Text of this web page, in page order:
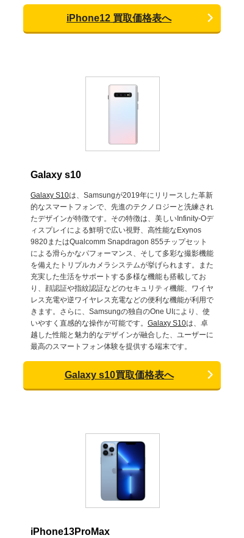
iPhone12 買取価格表へ
Galaxy s10
Galaxy S10は、Samsungが2019年にリリースした革新
的なスマートフォンで、先進のテクノロジーと洗練され
たデザインが特徴です。その特徴は、美しいInfinity-Oデ
ィスプレイによる鮮明で広い視野、高性能なExynos
9820またはQualcomm Snapdragon 855チップセット
による滑らかなパフォーマンス、そして多彩な撮影機能
を備えたトリプルカメラシステムが挙げられます。また
充実した生活をサポートする多様な機能も搭載してお
り、顔認証や指紋認証などのセキュリティ機能、ワイヤ
レス充電や逆ワイヤレス充電などの便利な機能が利用で
きます。さらに、Samsungの独自のOne UIにより、使
いやすく直感的な操作が可能です。 Galaxy S10は、卓
越した性能と魅力的なデザインが融合した、ユーザーに
最高のスマートフォン体験を提供する端末です。
Galaxy s10買取価格表へ
iPhone13ProMax